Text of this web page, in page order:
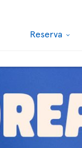
Reserva